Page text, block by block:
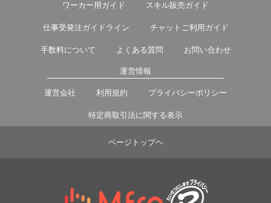
ワーカー用ガイド スキル販売ガイド
仕事受発注ガイドライン チャットご利用ガイド
手数料について よくある質問 お問い合わせ
運営情報
運営会社 利用規約 プライバシーポリシー
特定商取引法に関する表示
ページトップヘ